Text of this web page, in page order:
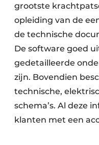
grootste
opleiding van de
de technische
De software goed
gedetailleerde
zijn. Bovendien
technische,
schema’s. Al deze
klanten met een